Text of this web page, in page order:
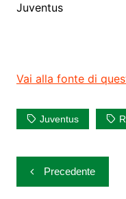
Juventus
Vai alla fonte di
Juventus
Navigazione
articoli
Precedente